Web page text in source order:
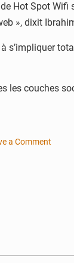
Hot Spot
», dixit
s’impliquer
les couches
a Comment